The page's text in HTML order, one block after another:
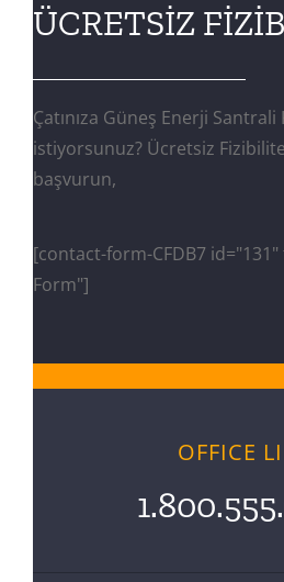
ÜCRETSİZ
Çatınıza Güneş Enerji Santrali
istiyorsunuz? Ücretsiz
başvurun,
[contact-form-CFDB7
Form"]
OFFICE